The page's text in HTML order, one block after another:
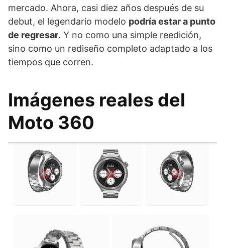
mercado. Ahora, casi diez años después de su
debut, el legendario modelo podría estar a punto
de regresar. Y no como una simple reedición,
sino como un rediseño completo adaptado a los
tiempos que corren.
Imágenes reales del
Moto 360